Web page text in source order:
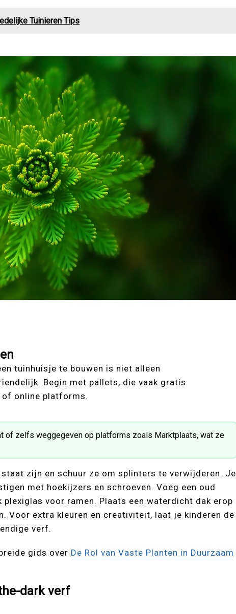
Tuinieren Tips
tuinhuisje te bouwen is niet alleen
Begin met pallets, die vaak gratis
online platforms.
of zelfs weggegeven op platforms zoals Marktplaats, wat ze
zijn en schuur ze om splinters te verwijderen. Je
met hoekijzers en schroeven. Voeg een oud
voor ramen. Plaats een waterdicht dak erop
Voor extra kleuren en creativiteit, laat je kinderen de
verf.
gids over De Rol van Vaste Planten in Duurzaam
dark verf